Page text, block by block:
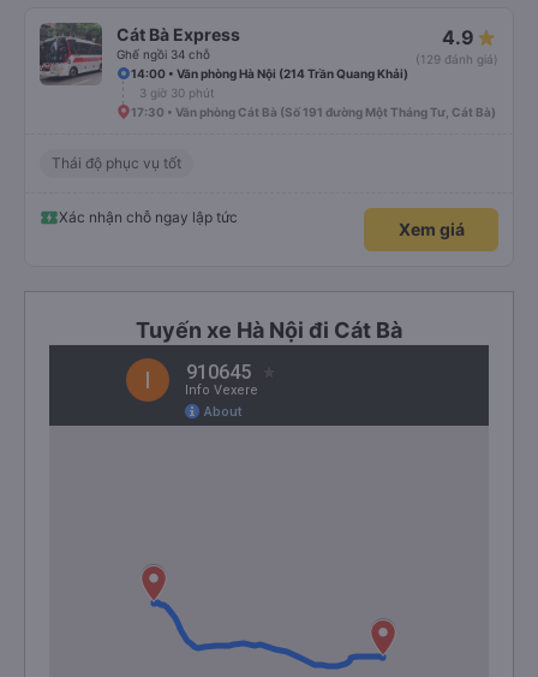
Cát Bà Express
Ghế ngồi 34 chỗ
4.9
(129 đánh giá)
14:00 • Văn phòng Hà Nội (214 Trần Quang Khải)
3 giờ 30 phút
17:30 • Văn phòng Cát Bà (Số 191 đường Một Tháng Tư, Cát Bà)
Thái độ phục vụ tốt
Xác nhận chỗ ngay lập tức
Xem giá
Tuyến xe Hà Nội đi Cát Bà